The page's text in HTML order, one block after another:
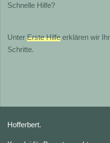
Schnelle Hilfe?
Unter Erste Hilfe erklären wir
Schritte.
Hofferbert.